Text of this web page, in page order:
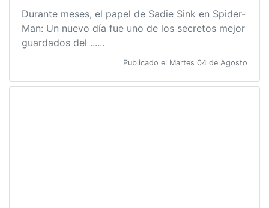
Durante meses, el papel de Sadie Sink en Spider-
Man: Un nuevo día fue uno de los secretos mejor
guardados del ......
Publicado el Martes 04 de Agosto